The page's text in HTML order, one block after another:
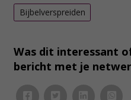
Bijbelverspreiden
Was dit interessant
bericht met je